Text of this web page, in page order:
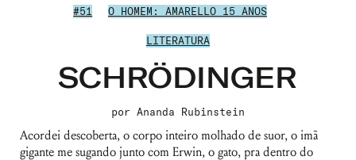
#51 O HOMEM: AMARELLO 15 ANOS
LITERATURA
SCHRÖDINGER
por Ananda Rubinstein
Acordei descoberta, o corpo inteiro molhado de suor, o imã
gigante me sugando junto com Erwin, o gato, pra dentro do